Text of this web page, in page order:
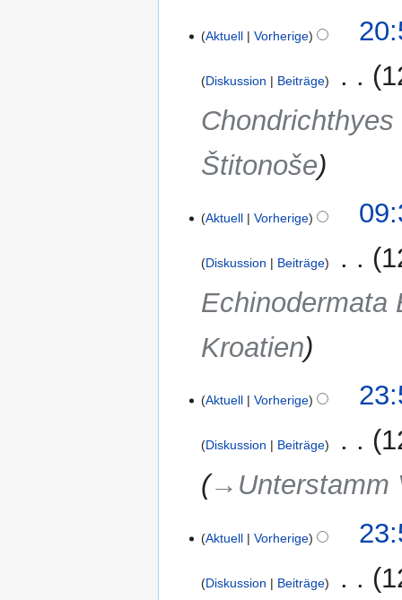
s
u
g
November
Aktuell Vorherige
Diskussion Beiträge
Štitonoše
Aktuell Vorherige
Diskussion Beiträge
Echinodermata
Kroatien
November
Aktuell Vorherige
Diskussion Beiträge
→‎Unterstamm
Aktuell Vorherige
Diskussion Beiträge